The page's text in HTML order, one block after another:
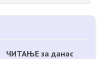
ЧИТАЊЕ за данас